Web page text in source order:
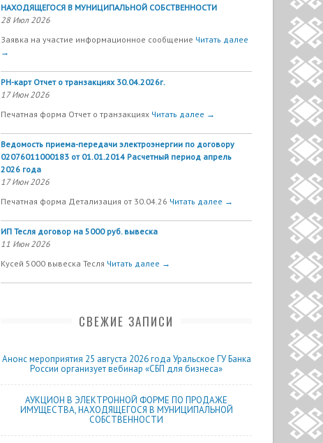
НАХОДЯЩЕГОСЯ В МУНИЦИПАЛЬНОЙ СОБСТВЕННОСТИ
28 Июл 2026
Заявка на участие информационное сообщение Читать далее
→
РН-карт Отчет о транзакциях 30.04.2026г.
17 Июн 2026
Печатная форма Отчет о транзакциях Читать далее →
Ведомость приема-передачи электроэнергии по договору
02076011000183 от 01.01.2014 Расчетный период апрель
2026 года
17 Июн 2026
Печатная форма Детализация от 30.04.26 Читать далее →
ИП Тесля договор на 5000 руб. вывеска
11 Июн 2026
Кусей 5000 вывеска Тесля Читать далее →
СВЕЖИЕ ЗАПИСИ
Анонс мероприятия 25 августа 2026 года Уральское ГУ Банка
России организует вебинар «СБП для бизнеса»
АУКЦИОН В ЭЛЕКТРОННОЙ ФОРМЕ ПО ПРОДАЖЕ
ИМУЩЕСТВА, НАХОДЯЩЕГОСЯ В МУНИЦИПАЛЬНОЙ
СОБСТВЕННОСТИ